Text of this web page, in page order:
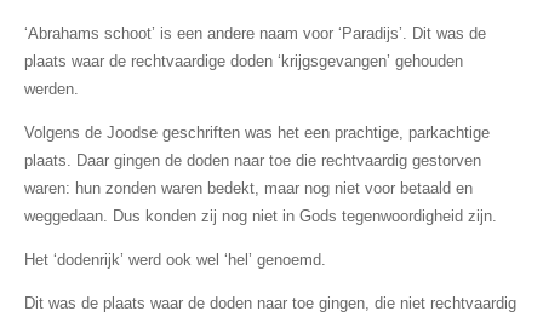
‘Abrahams schoot’ is een andere naam voor ‘Paradijs’. Dit was de
plaats waar de rechtvaardige doden ‘krijgsgevangen’ gehouden
werden.
Volgens de Joodse geschriften was het een prachtige, parkachtige
plaats. Daar gingen de doden naar toe die rechtvaardig gestorven
waren: hun zonden waren bedekt, maar nog niet voor betaald en
weggedaan. Dus konden zij nog niet in Gods tegenwoordigheid zijn.
Het ‘dodenrijk’ werd ook wel ‘hel’ genoemd.
Dit was de plaats waar de doden naar toe gingen, die niet rechtvaardig